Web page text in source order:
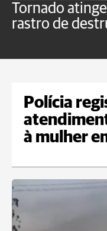
Tornado
rastro de
Polícia
à mulher